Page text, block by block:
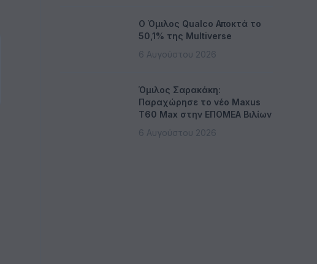
Ο Όμιλος Qualco Αποκτά το
50,1% της Multiverse
6 Αυγούστου 2026
Όμιλος Σαρακάκη:
Παραχώρησε το νέο Maxus
T60 Max στην ΕΠΟΜΕΑ Βιλίων
6 Αυγούστου 2026